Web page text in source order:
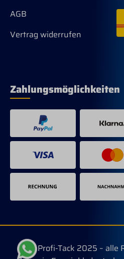
AGB
Vertrag widerrufen
Zahlungsmöglichkeiten
© Profi-Tack 2025 – alle